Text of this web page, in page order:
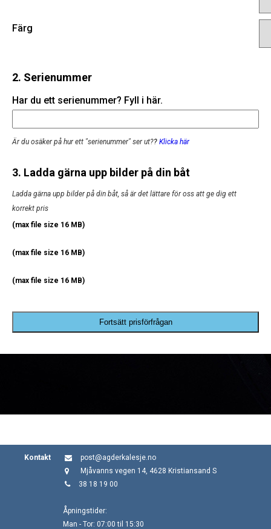
Färg
2. Serienummer
Har du ett serienummer? Fyll i här.
Är du osäker på hur ett "serienummer" ser ut?? Klicka här
3. Ladda gärna upp bilder på din båt
Ladda gärna upp bilder på din båt, så är det lättare för oss att ge dig ett
korrekt pris
(max file size 16 MB)
(max file size 16 MB)
(max file size 16 MB)
Fortsätt prisförfrågan
Kontakt
post@agderkalesje.no
Mjåvanns vegen 14, 4628 Kristiansand S
38 18 19 00
Åpningstider:
Man - Tor: 07:00 til 15:30